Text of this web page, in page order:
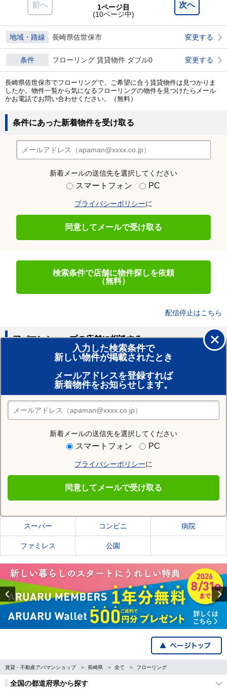
前へ 次へ
1ページ目
(10ページ中)
地域・路線 長崎県佐世保市 変更する
条件 フローリング 賃貸物件 ダブル0 変更する
長崎県佐世保市でフローリングで、ご希望に合う賃貸物件は見つかりま
したか。物件一覧から気になるフローリングの物件を見つけたらメール
かお電話でお問い合わせください。（無料）
条件にあった新着物件を受け取る
新着メールの送信先を選択してください
スマートフォン PC
プライバシーポリシーに
同意してメールで受け取る
検索条件で店舗に物件探しを依頼
（無料）
配信停止はこちら
入力した検索条件で
新しい物件が掲載されたとき
メールアドレスを登録すれば
新着物件をお知らせします。
新着メールの送信先を選択してください
スマートフォン PC
プライバシーポリシーに
同意してメールで受け取る
アパマンショップの店舗に相談する
賃貸のプロがお部屋探し！
おまかせ物件リクエスト
住みたい街の店舗を探す
店舗検索
住む街研究所で佐世保市の情報を見る
佐世保市の施設一覧
スーパー コンビニ 病院
ファミレス 公園
Previous
賃貸・不動産アパマンショップ 長崎県 全て フローリング
全国の都道府県から探す